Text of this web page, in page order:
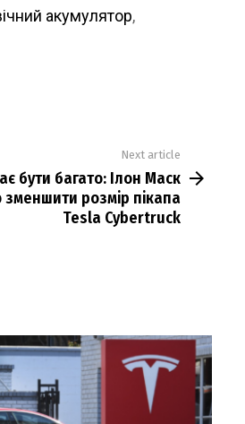
акумулятор,
Next article
бути багато: Ілон Маск
зменшити розмір пікапа
Tesla Cybertruck